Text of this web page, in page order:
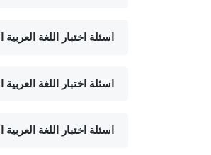
اسئلة اختبار اللغة العربية الصف الثاني
اسئلة اختبار اللغة العربية الصف الثاني
اسئلة اختبار اللغة العربية الصف الثاني